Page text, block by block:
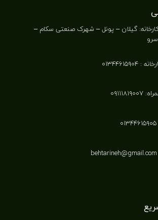
گیلان – پونل – شهرک صنعتی سکام –